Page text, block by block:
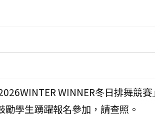
WINNER冬日排舞競
學生踴躍報名參加，請查照。